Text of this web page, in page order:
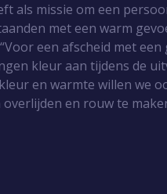
als missie om een
met een warm
een afscheid met
kleur aan tijdens de
en warmte willen we
overlijden en rouw te